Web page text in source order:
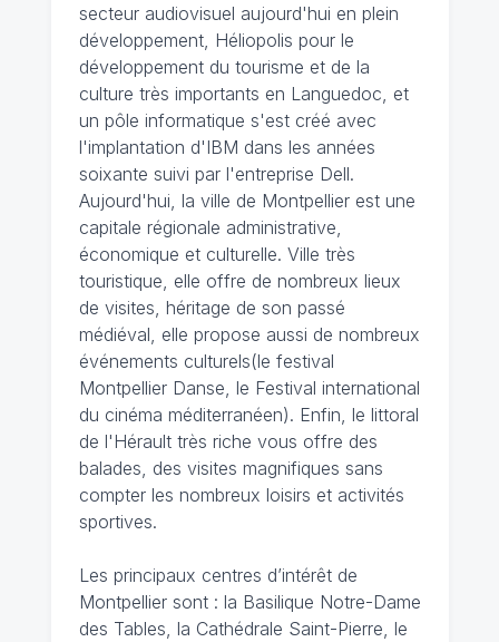
secteur audiovisuel aujourd'hui en plein
développement, Héliopolis pour le
développement du tourisme et de la
culture très importants en Languedoc, et
un pôle informatique s'est créé avec
l'implantation d'IBM dans les années
soixante suivi par l'entreprise Dell.
Aujourd'hui, la ville de Montpellier est une
capitale régionale administrative,
économique et culturelle. Ville très
touristique, elle offre de nombreux lieux
de visites, héritage de son passé
médiéval, elle propose aussi de nombreux
événements culturels(le festival
Montpellier Danse, le Festival international
du cinéma méditerranéen). Enfin, le littoral
de l'Hérault très riche vous offre des
balades, des visites magnifiques sans
compter les nombreux loisirs et activités
sportives.
Les principaux centres d’intérêt de
Montpellier sont : la Basilique Notre-Dame
des Tables, la Cathédrale Saint-Pierre, le